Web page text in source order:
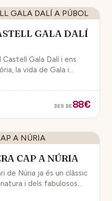
GALA DALÍ
Gala Dalí i ens
la vida de Gala i
DES DE 88€
CAP A NÚRIA
de Núria ja és un clàssic
i dels fabulosos